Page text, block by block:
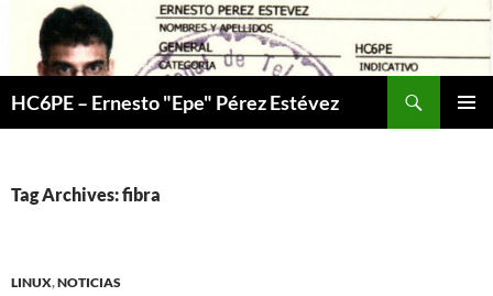
content
HC6PE – Ernesto "Epe" Pérez Estévez
Tag Archives: fibra
LINUX,NOTICIAS